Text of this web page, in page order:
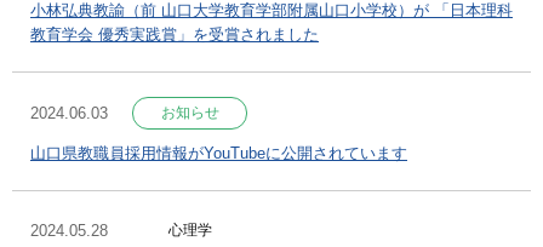
小林弘典教諭（前 山口大学教育学部附属山口小学校）が 「日本理科
教育学会 優秀実践賞」を受賞されました
2024.06.03 お知らせ
山口県教職員採用情報がYouTubeに公開されています
2024.05.28 心理学